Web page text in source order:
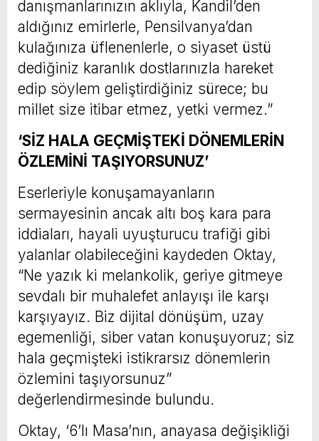
danışmanlarınızın aklıyla, Kandil’den
aldığınız emirlerle, Pensilvanya’dan
kulağınıza üflenenlerle, o siyaset üstü
dediğiniz karanlık dostlarınızla hareket
edip söylem geliştirdiğiniz sürece; bu
millet size itibar etmez, yetki vermez.”
‘SİZ HALA GEÇMİŞTEKİ DÖNEMLERİN
ÖZLEMİNİ TAŞIYORSUNUZ’
Eserleriyle konuşamayanların
sermayesinin ancak altı boş kara para
iddiaları, hayali uyuşturucu trafiği gibi
yalanlar olabileceğini kaydeden Oktay,
“Ne yazık ki melankolik, geriye gitmeye
sevdalı bir muhalefet anlayışı ile karşı
karşıyayız. Biz dijital dönüşüm, uzay
egemenliği, siber vatan konuşuyoruz; siz
hala geçmişteki istikrarsız dönemlerin
özlemini taşıyorsunuz”
değerlendirmesinde bulundu.
Oktay, ‘6’lı Masa’nın, anayasa değişikliği